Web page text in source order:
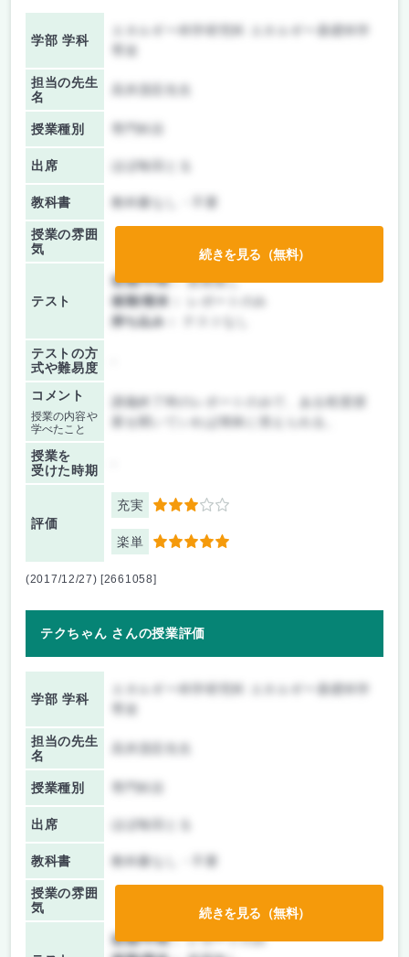
学部 学科
担当の先生
名
授業種別
出席 ほぼ毎回とる
教科書 教科書なし・不要
授業の雰囲
気
テスト
前期/中間：授業無し
後期/期末：
持ち込み：
テストの方
式や難易度
コメント
授業の内容や
学べたこと
講義終了時のレポートのみで、ある程度授
授業を
受けた時期
評価
充実 3
楽単 5
続きを見る（無料）
(2017/12/27) [2661058]
テクちゃん さんの授業評価
学部 学科
担当の先生
名
授業種別
出席 ほぼ毎回とる
教科書 教科書なし・不要
授業の雰囲
気
前期/中間：レポートのみ
続きを見る（無料）